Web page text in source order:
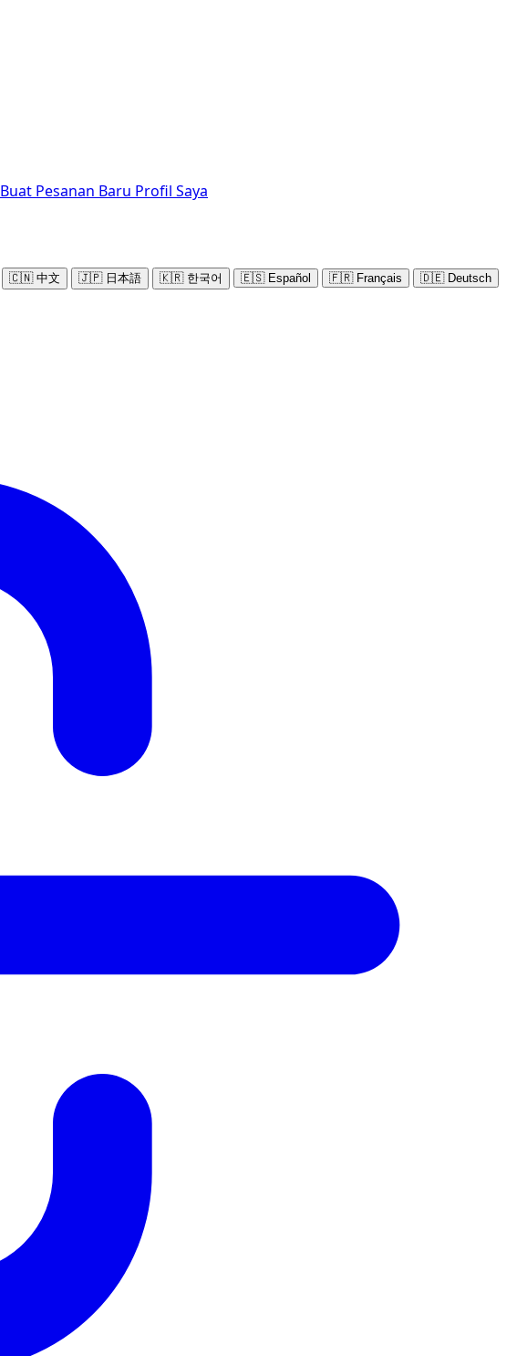
Buat Pesanan Baru Profil Saya
🇨🇳 中文 🇯🇵 日本語 🇰🇷 한국어 🇪🇸 Español 🇫🇷 Français 🇩🇪 Deutsch